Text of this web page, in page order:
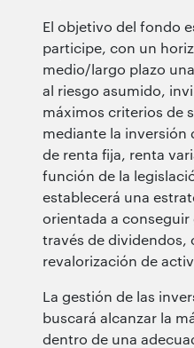
El objetivo del fondo
participe, con un
medio/largo plazo
al riesgo asumido,
máximos criterios de
mediante la inversión
de renta fija, renta
función de la
establecerá una
orientada a conseguir
través de dividendos,
revalorización de
La gestión de las
buscará alcanzar la
dentro de una